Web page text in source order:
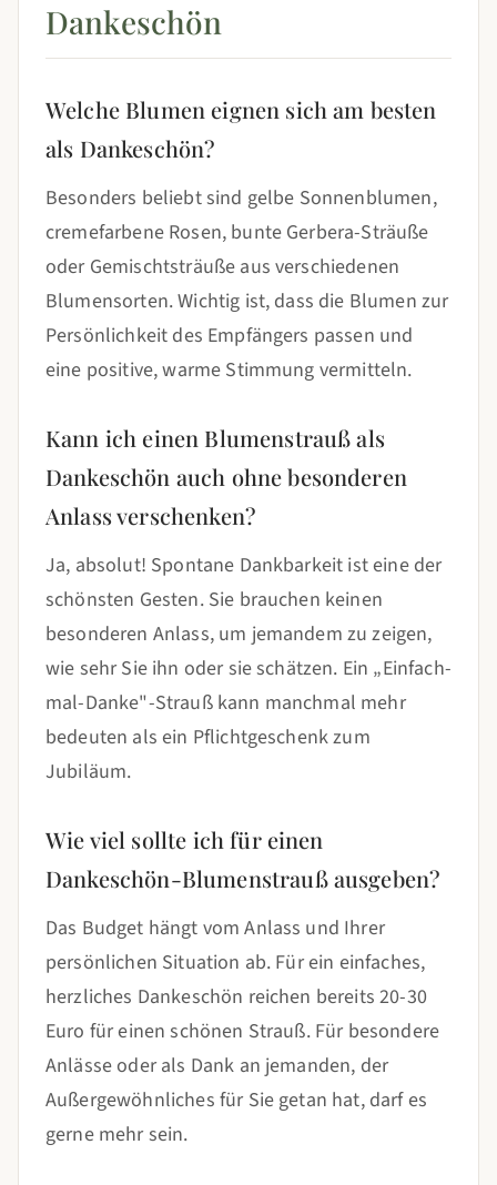
Dankeschön
Welche Blumen eignen sich am besten
als Dankeschön?
Besonders beliebt sind gelbe Sonnenblumen,
cremefarbene Rosen, bunte Gerbera-Sträuße
oder Gemischtsträuße aus verschiedenen
Blumensorten. Wichtig ist, dass die Blumen zur
Persönlichkeit des Empfängers passen und
eine positive, warme Stimmung vermitteln.
Kann ich einen Blumenstrauß als
Dankeschön auch ohne besonderen
Anlass verschenken?
Ja, absolut! Spontane Dankbarkeit ist eine der
schönsten Gesten. Sie brauchen keinen
besonderen Anlass, um jemandem zu zeigen,
wie sehr Sie ihn oder sie schätzen. Ein „Einfach-
mal-Danke"-Strauß kann manchmal mehr
bedeuten als ein Pflichtgeschenk zum
Jubiläum.
Wie viel sollte ich für einen
Dankeschön-Blumenstrauß ausgeben?
Das Budget hängt vom Anlass und Ihrer
persönlichen Situation ab. Für ein einfaches,
herzliches Dankeschön reichen bereits 20-30
Euro für einen schönen Strauß. Für besondere
Anlässe oder als Dank an jemanden, der
Außergewöhnliches für Sie getan hat, darf es
gerne mehr sein.